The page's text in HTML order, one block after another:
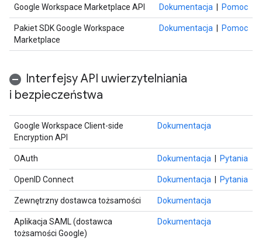
Google Workspace Marketplace API Dokumentacja Pomoc
Pakiet SDK Google Workspace
Marketplace
Dokumentacja Pomoc
Interfejsy API uwierzytelniania
i bezpieczeństwa
Google Workspace Client-side
Encryption API
Dokumentacja
OAuth Dokumentacja Pytania
OpenID Connect Dokumentacja Pytania
Zewnętrzny dostawca tożsamości Dokumentacja
Aplikacja SAML (dostawca
tożsamości Google)
Dokumentacja